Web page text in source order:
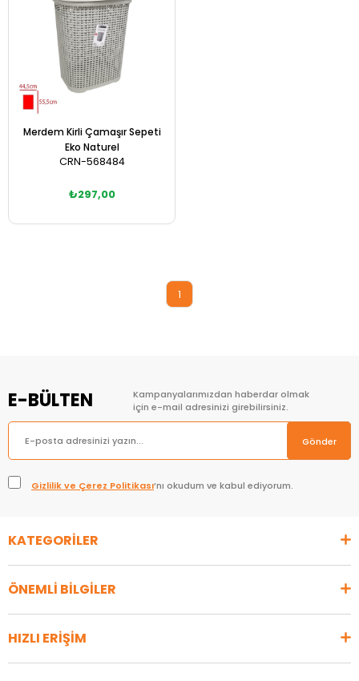
Merdem Kirli Çamaşır Sepeti
Eko Naturel
CRN-568484
₺297,00
1
E-BÜLTEN
Kampanyalarımızdan haberdar olmak
için e-mail adresinizi girebilirsiniz.
Gönder
Gizlilik ve Çerez Politikası’nı okudum ve kabul ediyorum.
KATEGORİLER
ÖNEMLİ BİLGİLER
HIZLI ERİŞİM